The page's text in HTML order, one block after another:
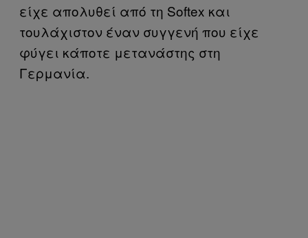
είχε απολυθεί από τη Softex και
τουλάχιστον έναν συγγενή που είχε
φύγει κάποτε μετανάστης στη
Γερμανία.